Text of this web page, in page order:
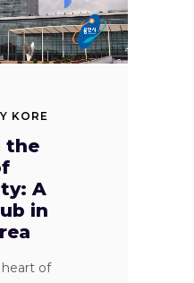
KORE
the
A
in
of